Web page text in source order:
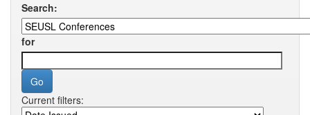
Search:
for
Current filters: